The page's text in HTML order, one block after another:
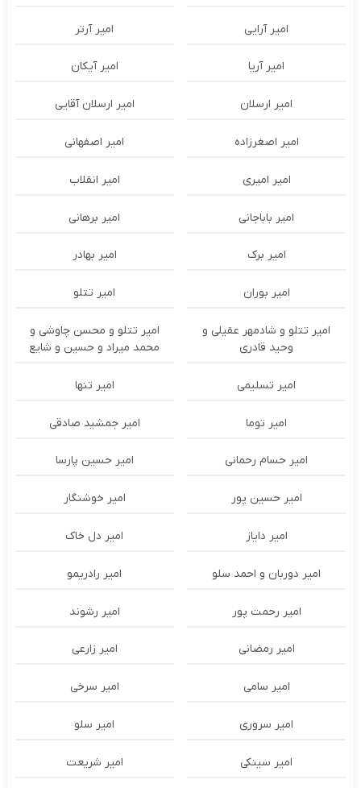
امیر آرایی امیر آرتر
امیر آریا امیر آیکان
امیر ارسلان امیر ارسلان آقایی
امیر اصغرزاده امیر اصفهانی
امیر امیری امیر انقلاب
امیر باباجانی امیر برهانی
امیر برک امیر بهادر
امیر بوران امیر تتلو
امیر تتلو و شادمهر عقیلی و
وحید قادری
امیر تتلو و محسن چاوشی و
محمد میراد و حسین و شایع
امیر تسلیمی امیر تنها
امیر توما امیر جمشید صادقی
امیر حسام رحمانی امیر حسین پارسا
امیر حسین پور امیر خوشنگار
امیر دایاز امیر دل خاک
امیر دوربان و احمد سلو امیر رادریمو
امیر رحمت پور امیر رشوند
امیر رمضانی امیر زارعی
امیر سامی امیر سرخی
امیر سروری امیر سلو
امیر سینکی امیر شریعت